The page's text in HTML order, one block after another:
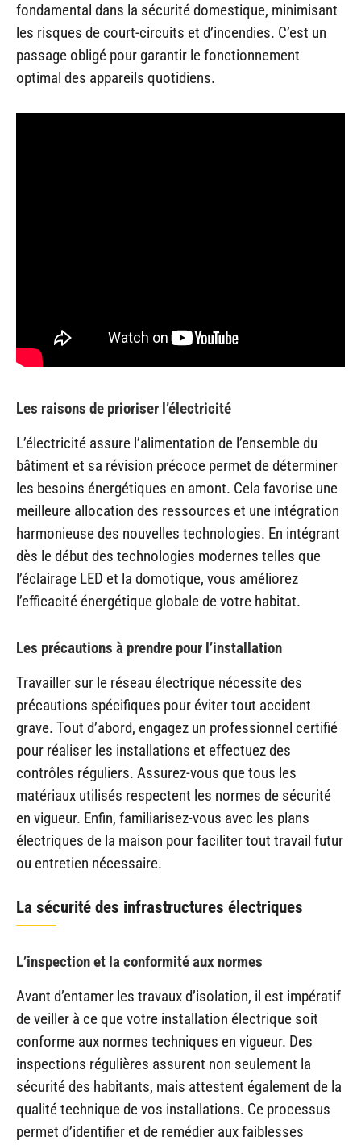
fondamental dans la sécurité domestique, minimisant
les risques de court-circuits et d’incendies. C’est un
passage obligé pour garantir le fonctionnement
optimal des appareils quotidiens.
Les raisons de prioriser l’électricité
L’électricité assure l’alimentation de l’ensemble du
bâtiment et sa révision précoce permet de déterminer
les besoins énergétiques en amont. Cela favorise une
meilleure allocation des ressources et une intégration
harmonieuse des nouvelles technologies. En intégrant
dès le début des technologies modernes telles que
l’éclairage LED et la domotique, vous améliorez
l’efficacité énergétique globale de votre habitat.
Les précautions à prendre pour l’installation
Travailler sur le réseau électrique nécessite des
précautions spécifiques pour éviter tout accident
grave. Tout d’abord, engagez un professionnel certifié
pour réaliser les installations et effectuez des
contrôles réguliers. Assurez-vous que tous les
matériaux utilisés respectent les normes de sécurité
en vigueur. Enfin, familiarisez-vous avec les plans
électriques de la maison pour faciliter tout travail futur
ou entretien nécessaire.
La sécurité des infrastructures électriques
L’inspection et la conformité aux normes
Avant d’entamer les travaux d’isolation, il est impératif
de veiller à ce que votre installation électrique soit
conforme aux normes techniques en vigueur. Des
inspections régulières assurent non seulement la
sécurité des habitants, mais attestent également de la
qualité technique de vos installations. Ce processus
permet d’identifier et de remédier aux faiblesses